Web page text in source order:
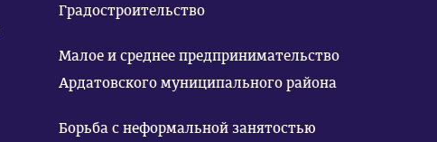
Градостроительство
Малое и среднее предпринимательство
Ардатовского муниципального района
Борьба с неформальной занятостью